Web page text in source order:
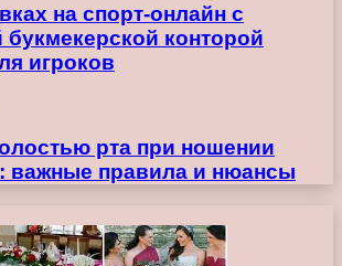
на спорт-онлайн с
букмекерской конторой
игроков
рта при ношении
важные правила и нюансы